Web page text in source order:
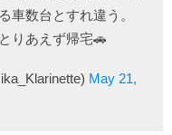
車数台とすれ違う。
りあえず帰宅🚗
May 21,